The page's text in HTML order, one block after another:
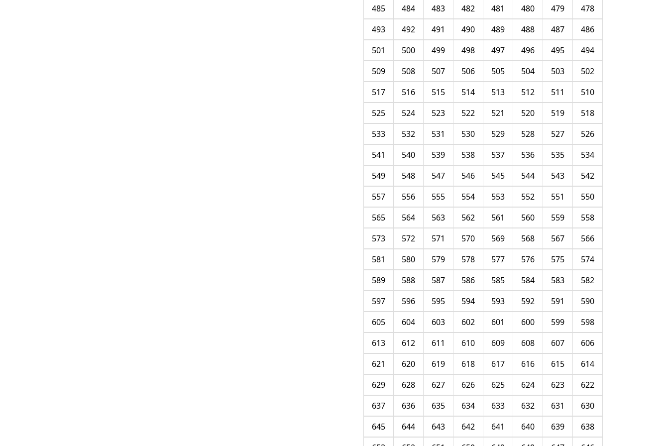
478
479
480
481
482
483
484
485
486
487
488
489
490
491
492
493
494
495
496
497
498
499
500
501
502
503
504
505
506
507
508
509
510
511
512
513
514
515
516
517
518
519
520
521
522
523
524
525
526
527
528
529
530
531
532
533
534
535
536
537
538
539
540
541
542
543
544
545
546
547
548
549
550
551
552
553
554
555
556
557
558
559
560
561
562
563
564
565
566
567
568
569
570
571
572
573
574
575
576
577
578
579
580
581
582
583
584
585
586
587
588
589
590
591
592
593
594
595
596
597
598
599
600
601
602
603
604
605
606
607
608
609
610
611
612
613
614
615
616
617
618
619
620
621
622
623
624
625
626
627
628
629
630
631
632
633
634
635
636
637
638
639
640
641
642
643
644
645